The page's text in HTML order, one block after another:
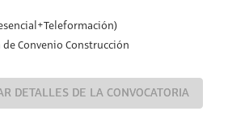
de Convenio Construcción
DETALLES DE LA CONVOCATORIA